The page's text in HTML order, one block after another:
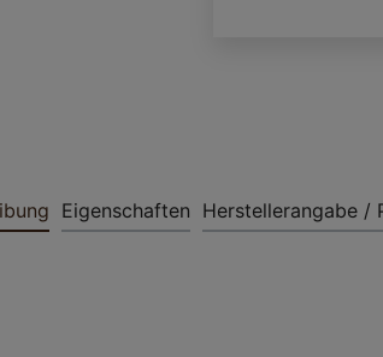
Eigenschaften Herstellerangabe /